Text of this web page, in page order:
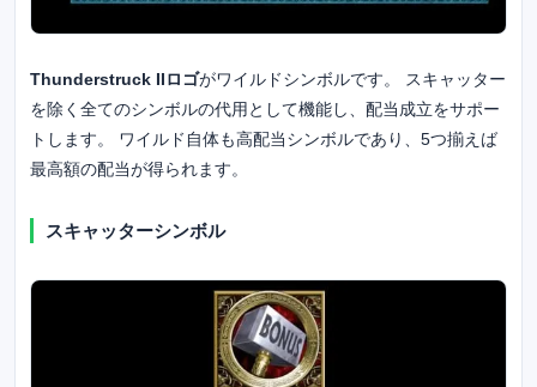
Thunderstruck IIロゴがワイルドシンボルです。 スキャッター
を除く全てのシンボルの代用として機能し、配当成立をサポー
トします。 ワイルド自体も高配当シンボルであり、5つ揃えば
最高額の配当が得られます。
スキャッターシンボル